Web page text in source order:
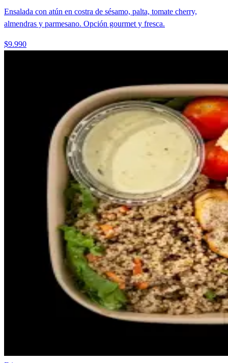
Ensalada con atún en costra de sésamo, palta, tomate cherry,
almendras y parmesano. Opción gourmet y fresca.
$9.990